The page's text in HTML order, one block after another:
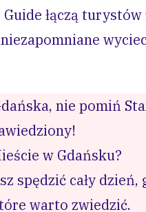
Guide łączą
nie pomiń
w Gdańsku?
spędzić cały dzień,
warto zwiedzić.